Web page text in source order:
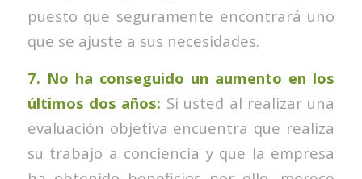
puesto que seguramente encontrará uno
que se ajuste a sus necesidades.
7. No ha conseguido un aumento en los
últimos dos años: Si usted al realizar una
evaluación objetiva encuentra que realiza
su trabajo a conciencia y que la empresa